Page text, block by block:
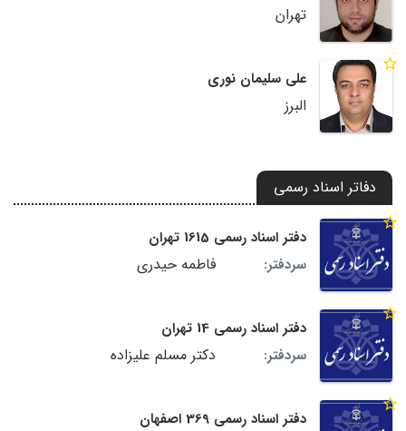
تهران
علی سلیمان نوری
البرز
دفاتر اسناد رسمی
دفتر اسناد رسمی 1615 تهران
سردفتر:
فاطمه حیدری
دفتر اسناد رسمی 14 تهران
سردفتر:
دکتر مسلم علیزاده
دفتر اسناد رسمی 369 اصفهان